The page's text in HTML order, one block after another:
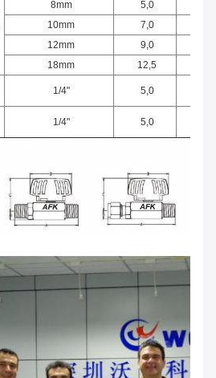
8mm 5,0
10mm
7,0
12mm
9,0
18mm
12,5
1/4" 5,0
1/4" 5,0